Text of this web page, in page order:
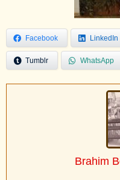
Facebook LinkedIn
Tumblr WhatsApp
Brahim